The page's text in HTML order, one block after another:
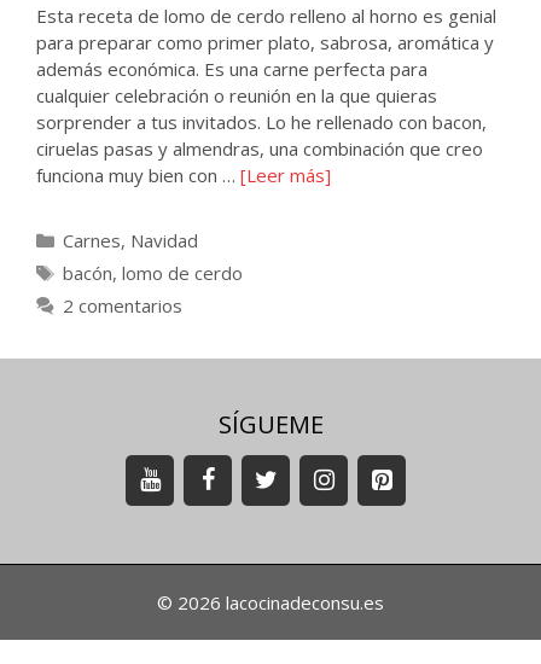
Esta receta de lomo de cerdo relleno al horno es genial
para preparar como primer plato, sabrosa, aromática y
además económica. Es una carne perfecta para
cualquier celebración o reunión en la que quieras
sorprender a tus invitados. Lo he rellenado con bacon,
ciruelas pasas y almendras, una combinación que creo
funciona muy bien con … [Leer más]
Categorías
Carnes, Navidad
Etiquetas
bacón, lomo de cerdo
2 comentarios
SÍGUEME
© 2026 lacocinadeconsu.es